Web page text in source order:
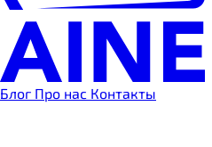
Блог Про нас Контакты